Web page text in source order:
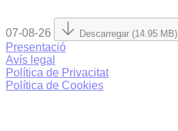
07-08-26 Descarregar (14.95 MB)
Presentació
Avís legal
Política de Privacitat
Política de Cookies